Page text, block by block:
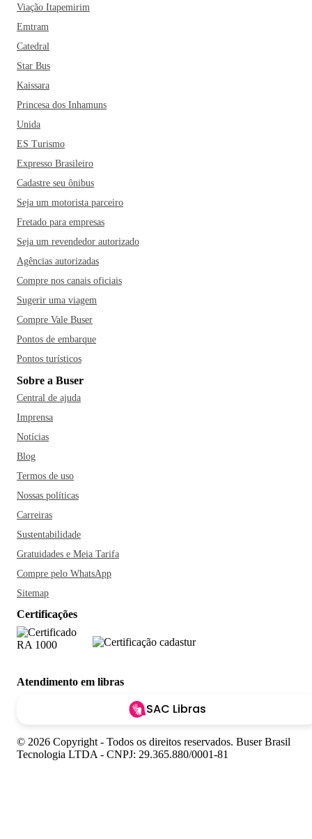
Viação Itapemirim
Emtram
Catedral
Star Bus
Kaissara
Princesa dos Inhamuns
Unida
ES Turismo
Expresso Brasileiro
Cadastre seu ônibus
Seja um motorista parceiro
Fretado para empresas
Seja um revendedor autorizado
Agências autorizadas
Compre nos canais oficiais
Sugerir uma viagem
Compre Vale Buser
Pontos de embarque
Pontos turísticos
Sobre a Buser
Central de ajuda
Imprensa
Notícias
Blog
Termos de uso
Nossas políticas
Carreiras
Sustentabilidade
Gratuidades e Meia Tarifa
Compre pelo WhatsApp
Sitemap
Certificações
Atendimento em libras
SAC Libras
© 2026 Copyright - Todos os direitos reservados. Buser Brasil
Tecnologia LTDA - CNPJ: 29.365.880/0001-81